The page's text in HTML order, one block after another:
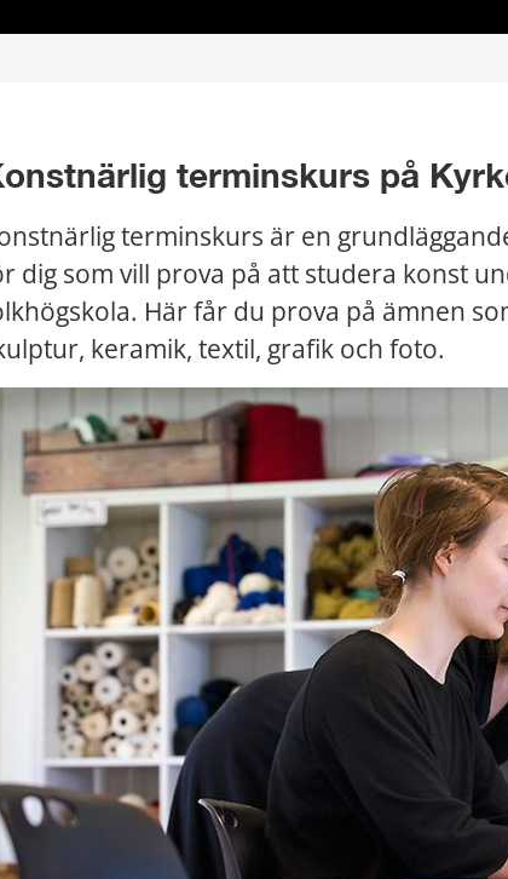
terminskurs på
terminskurs är en
dig som vill prova på att studera konst
Här får du prova på ämnen
keramik, textil, grafik och foto.